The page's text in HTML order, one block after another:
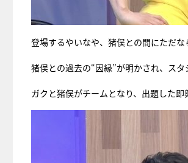
登場するやいなや、猪俣との間にただな
猪俣との過去の“因縁”が明かされ、ス
ガクと猪俣がチームとなり、出題した即